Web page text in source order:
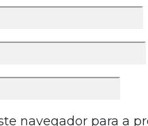
navegador para a